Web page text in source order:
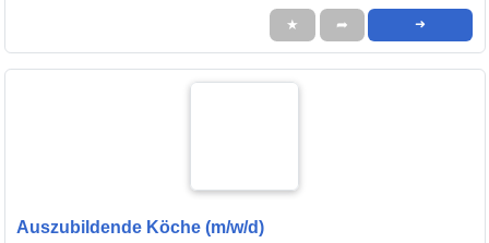
★ ➦ ➜
Auszubildende Köche (m/w/d)